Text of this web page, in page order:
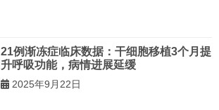
21例渐冻症临床数据：干细胞移植3个月提
升呼吸功能，病情进展延缓
2025年9月22日